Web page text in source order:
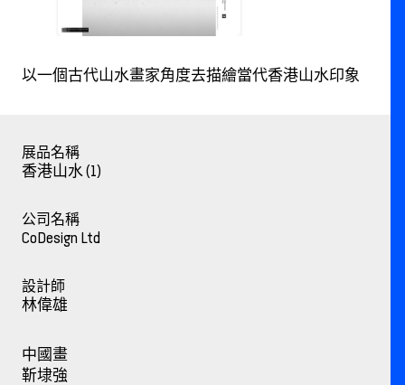
以一個古代山水畫家角度去描繪當代香港山水印象
展品名稱
香港山水 (1)
公司名稱
CoDesign Ltd
設計師
林偉雄
中國畫
靳埭強